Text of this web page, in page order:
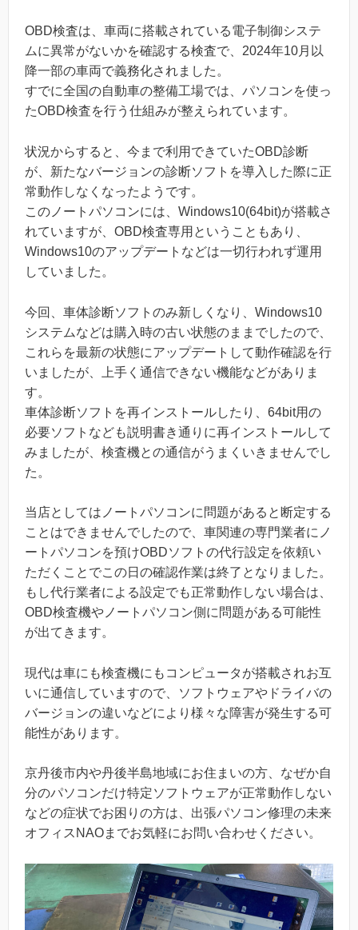
OBD検査は、車両に搭載されている電子制御システ
ムに異常がないかを確認する検査で、2024年10月以
降一部の車両で義務化されました。
すでに全国の自動車の整備工場では、パソコンを使っ
たOBD検査を行う仕組みが整えられています。
状況からすると、今まで利用できていたOBD診断
が、新たなバージョンの診断ソフトを導入した際に正
常動作しなくなったようです。
このノートパソコンには、Windows10(64bit)が搭載さ
れていますが、OBD検査専用ということもあり、
Windows10のアップデートなどは一切行われず運用
していました。
今回、車体診断ソフトのみ新しくなり、Windows10
システムなどは購入時の古い状態のままでしたので、
これらを最新の状態にアップデートして動作確認を行
いましたが、上手く通信できない機能などがありま
す。
車体診断ソフトを再インストールしたり、64bit用の
必要ソフトなども説明書き通りに再インストールして
みましたが、検査機との通信がうまくいきませんでし
た。
当店としてはノートパソコンに問題があると断定する
ことはできませんでしたので、車関連の専門業者にノ
ートパソコンを預けOBDソフトの代行設定を依頼い
ただくことでこの日の確認作業は終了となりました。
もし代行業者による設定でも正常動作しない場合は、
OBD検査機やノートパソコン側に問題がある可能性
が出てきます。
現代は車にも検査機にもコンピュータが搭載されお互
いに通信していますので、ソフトウェアやドライバの
バージョンの違いなどにより様々な障害が発生する可
能性があります。
京丹後市内や丹後半島地域にお住まいの方、なぜか自
分のパソコンだけ特定ソフトウェアが正常動作しない
などの症状でお困りの方は、出張パソコン修理の未来
オフィスNAOまでお気軽にお問い合わせください。